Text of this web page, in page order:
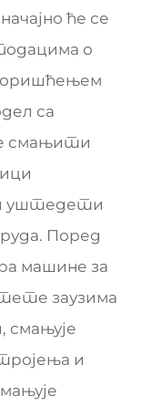
ће се
о
са
смањити
и уштедети
Поред
машине за
заузима
смањује
и